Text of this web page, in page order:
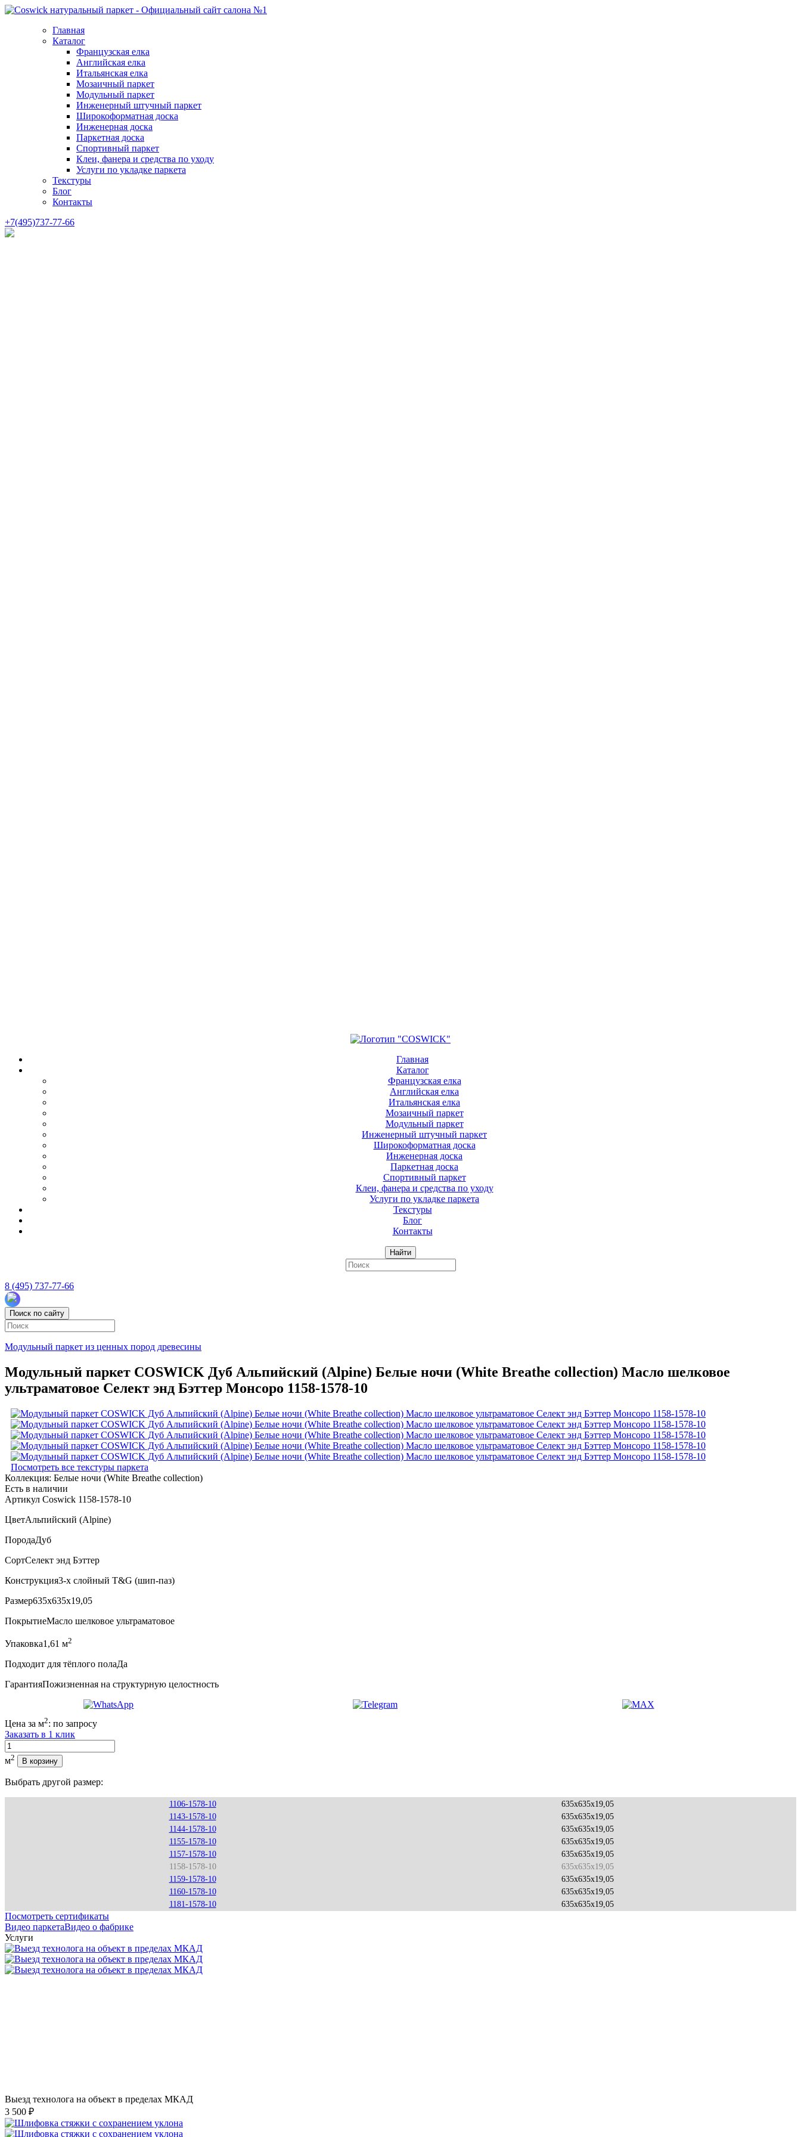
Главная
Каталог
Французская елка
Английская елка
Итальянская елка
Мозаичный паркет
Модульный паркет
Инженерный штучный паркет
Широкоформатная доска
Инженерная доска
Паркетная доска
Спортивный паркет
Клеи, фанера и средства по уходу
Услуги по укладке паркета
Текстуры
Блог
Контакты
+7(495)737-77-66
Главная
Каталог
Французская елка
Английская елка
Итальянская елка
Мозаичный паркет
Модульный паркет
Инженерный штучный паркет
Широкоформатная доска
Инженерная доска
Паркетная доска
Спортивный паркет
Клеи, фанера и средства по уходу
Услуги по укладке паркета
Текстуры
Блог
Контакты
Найти
8 (495) 737-77-66
Поиск по сайту
Модульный паркет из ценных пород древесины
Модульный паркет COSWICK Дуб Альпийский (Alpine) Белые ночи (White Breathe collection) Масло шелковое
ультраматовое Селект энд Бэттер Монсоро 1158-1578-10
Посмотреть все текстуры паркета
Коллекция: Белые ночи (White Breathe collection)
Есть в наличии
Артикул Coswick 1158-1578-10
ЦветАльпийский (Alpine)
ПородаДуб
СортСелект энд Бэттер
Конструкция3-х слойный T&G (шип-паз)
Размер635x635x19,05
ПокрытиеМасло шелковое ультраматовое
Упаковка1,61 м2
Подходит для тёплого полаДа
ГарантияПожизненная на структурную целостность
Цена за м2: по запросу
Заказать в 1 клик
Количество
м2 В корзину
Выбрать другой размер:
1106-1578-10
635x635x19,05
1143-1578-10
635x635x19,05
1144-1578-10
635x635x19,05
1155-1578-10
635x635x19,05
1157-1578-10
635x635x19,05
1158-1578-10
635x635x19,05
1159-1578-10
635x635x19,05
1160-1578-10
635x635x19,05
1181-1578-10
635x635x19,05
Посмотреть сертификаты
Видео паркетаВидео о фабрике
Услуги
Выезд технолога на объект в пределах МКАД
3 500 ₽